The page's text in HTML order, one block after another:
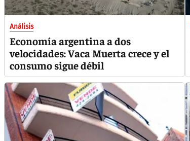
Análisis
Economía argentina a dos
velocidades: Vaca Muerta crece y el
consumo sigue débil